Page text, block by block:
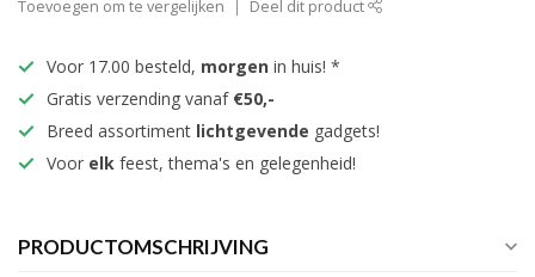
Toevoegen om te vergelijken Deel dit product
Voor 17.00 besteld, morgen in huis! *
Gratis verzending vanaf €50,-
Breed assortiment lichtgevende gadgets!
Voor elk feest, thema's en gelegenheid!
PRODUCTOMSCHRIJVING